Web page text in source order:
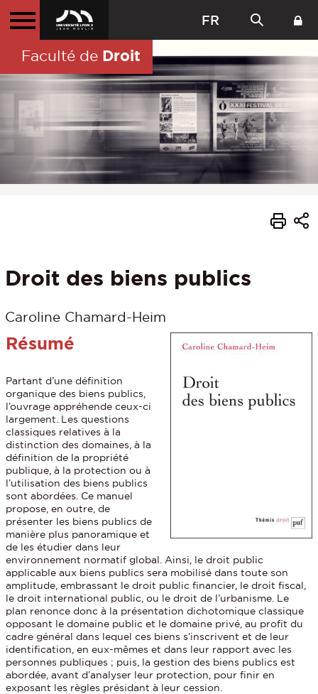
FR
Faculté de Droit
Droit des biens publics
Caroline Chamard-Heim
Résumé
Partant d’une définition
organique des biens publics,
l’ouvrage appréhende ceux-ci
largement. Les questions
classiques relatives à la
distinction des domaines, à la
définition de la propriété
publique, à la protection ou à
l’utilisation des biens publics
sont abordées. Ce manuel
propose, en outre, de
présenter les biens publics de
manière plus panoramique et
de les étudier dans leur
environnement normatif global. Ainsi, le droit public
applicable aux biens publics sera mobilisé dans toute son
amplitude, embrassant le droit public financier, le droit fiscal,
le droit international public, ou le droit de l’urbanisme. Le
plan renonce donc à la présentation dichotomique classique
opposant le domaine public et le domaine privé, au profit du
cadre général dans lequel ces biens s’inscrivent et de leur
identification, en eux-mêmes et dans leur rapport avec les
personnes publiques ; puis, la gestion des biens publics est
abordée, avant d’analyser leur protection, pour finir en
exposant les règles présidant à leur cession.